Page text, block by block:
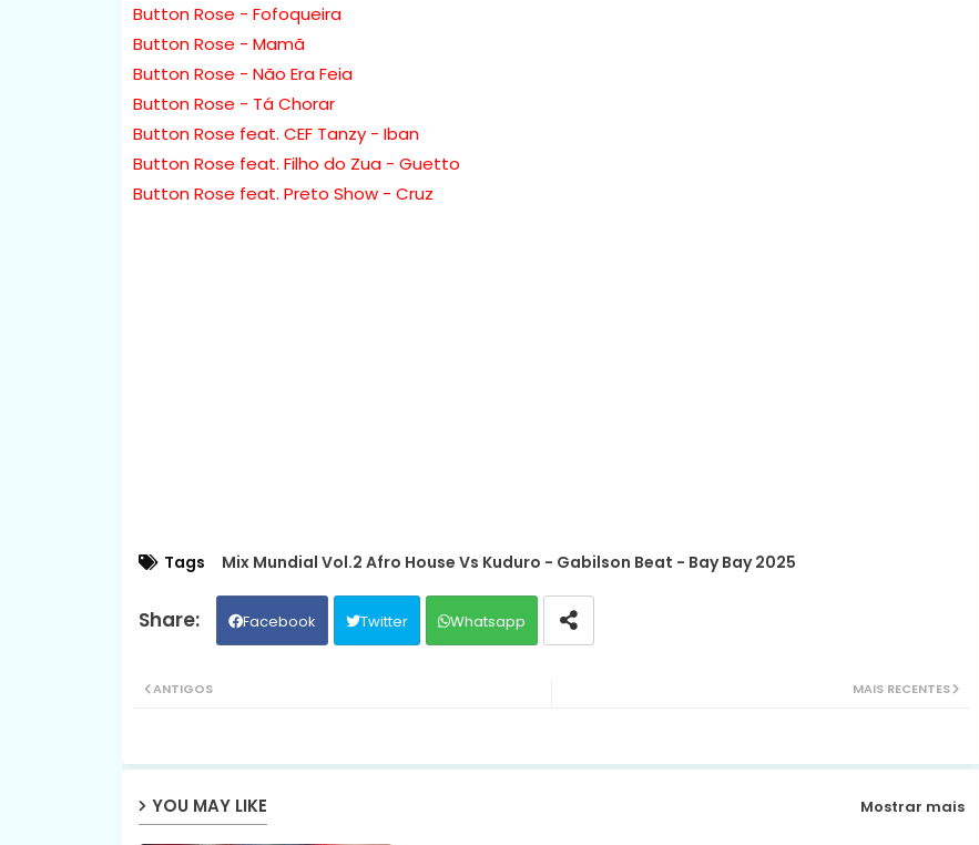
Button Rose - Fofoqueira
Button Rose - Mamã
Button Rose - Não Era Feia
Button Rose - Tá Chorar
Button Rose feat. CEF Tanzy - Iban
Button Rose feat. Filho do Zua - Guetto
Button Rose feat. Preto Show - Cruz
Tags Mix Mundial Vol.2 Afro House Vs Kuduro - Gabilson Beat - Bay Bay 2025
Facebook Twitter Whatsapp
MAIS RECENTES
ANTIGOS
YOU MAY LIKE Mostrar mais